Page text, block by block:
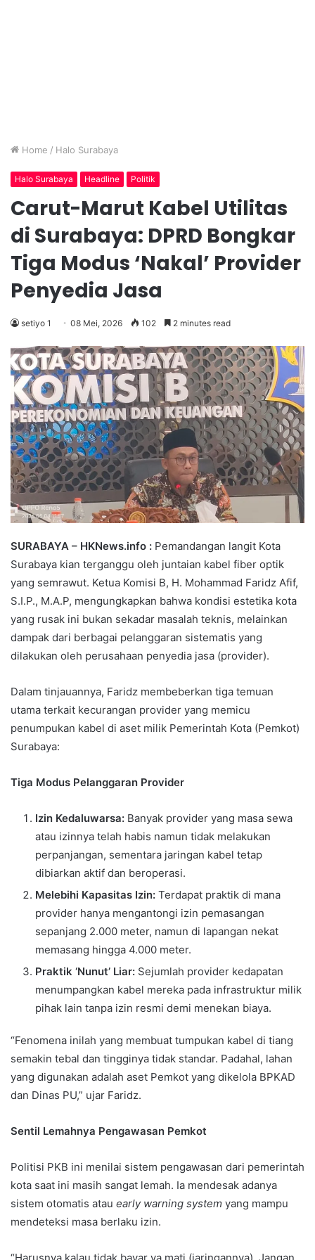
Home / Halo Surabaya
Halo Surabaya Headline Politik
Carut-Marut Kabel Utilitas
di Surabaya: DPRD Bongkar
Tiga Modus ‘Nakal’ Provider
Penyedia Jasa
setiyo 1 08 Mei, 2026 102 2 minutes read
SURABAYA – HKNews.info : Pemandangan langit Kota
Surabaya kian terganggu oleh juntaian kabel fiber optik
yang semrawut. Ketua Komisi B, H. Mohammad Faridz Afif,
S.I.P., M.A.P, mengungkapkan bahwa kondisi estetika kota
yang rusak ini bukan sekadar masalah teknis, melainkan
dampak dari berbagai pelanggaran sistematis yang
dilakukan oleh perusahaan penyedia jasa (provider).
Dalam tinjauannya, Faridz membeberkan tiga temuan
utama terkait kecurangan provider yang memicu
penumpukan kabel di aset milik Pemerintah Kota (Pemkot)
Surabaya:
Tiga Modus Pelanggaran Provider
Izin Kedaluwarsa: Banyak provider yang masa sewa
atau izinnya telah habis namun tidak melakukan
perpanjangan, sementara jaringan kabel tetap
dibiarkan aktif dan beroperasi.
Melebihi Kapasitas Izin: Terdapat praktik di mana
provider hanya mengantongi izin pemasangan
sepanjang 2.000 meter, namun di lapangan nekat
memasang hingga 4.000 meter.
Praktik ‘Nunut’ Liar: Sejumlah provider kedapatan
menumpangkan kabel mereka pada infrastruktur milik
pihak lain tanpa izin resmi demi menekan biaya.
“Fenomena inilah yang membuat tumpukan kabel di tiang
semakin tebal dan tingginya tidak standar. Padahal, lahan
yang digunakan adalah aset Pemkot yang dikelola BPKAD
dan Dinas PU,” ujar Faridz.
Sentil Lemahnya Pengawasan Pemkot
Politisi PKB ini menilai sistem pengawasan dari pemerintah
kota saat ini masih sangat lemah. Ia mendesak adanya
sistem otomatis atau early warning system yang mampu
mendeteksi masa berlaku izin.